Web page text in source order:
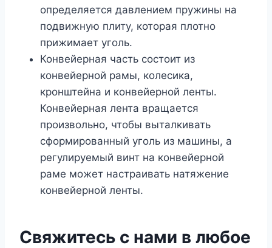
определяется давлением пружины на
подвижную плиту, которая плотно
прижимает уголь.
Конвейерная часть состоит из
конвейерной рамы, колесика,
кронштейна и конвейерной ленты.
Конвейерная лента вращается
произвольно, чтобы выталкивать
сформированный уголь из машины, а
регулируемый винт на конвейерной
раме может настраивать натяжение
конвейерной ленты.
Свяжитесь с нами в любое